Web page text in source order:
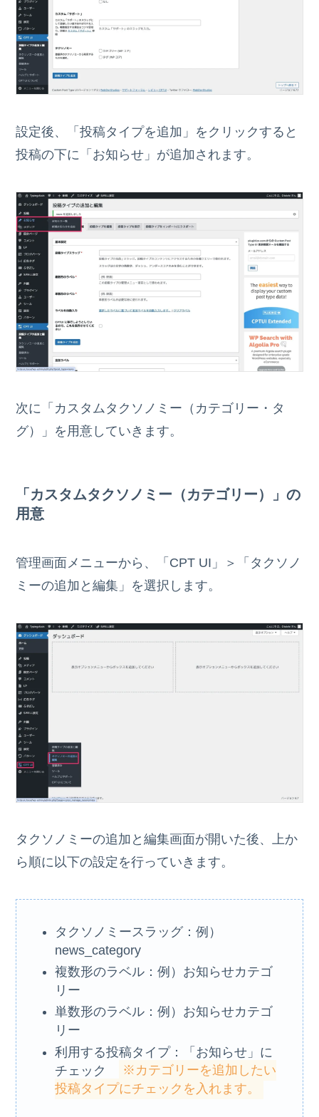
設定後、「投稿タイプを追加」をクリックすると
投稿の下に「お知らせ」が追加されます。
次に「カスタムタクソノミー（カテゴリー・タ
グ）」を用意していきます。
「カスタムタクソノミー（カテゴリー）」の
用意
管理画面メニューから、「CPT UI」＞「タクソノ
ミーの追加と編集」を選択します。
タクソノミーの追加と編集画面が開いた後、上か
ら順に以下の設定を行っていきます。
タクソノミースラッグ：例）
news_category
複数形のラベル：例）お知らせカテゴ
リー
単数形のラベル：例）お知らせカテゴ
リー
利用する投稿タイプ：「お知らせ」に
チェック
※カテゴリーを追加したい
投稿タイプにチェックを入れます。